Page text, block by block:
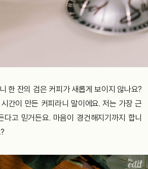
한 잔의 검은 커피가 새롭게 보이지 않나요?
간이 만든 커피라니 말이에요. 저는 가장 근
다고 믿거든요. 마음이 경건해지기까지 합니